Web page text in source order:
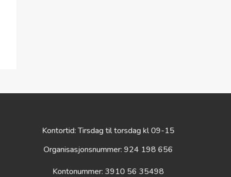
Kontortid: Tirsdag til torsdag kl 09-15
Organisasjonsnummer: 924 198 656
Kontonummer: 3910 56 35498